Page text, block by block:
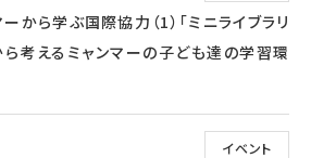
から学ぶ国際協力（1）「ミニライブラリ
考えるミャンマーの子ども達の学習環
イベント